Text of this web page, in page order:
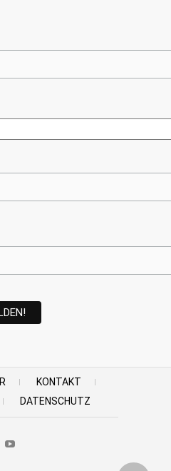
KONTAKT
DATENSCHUTZ
Youtube